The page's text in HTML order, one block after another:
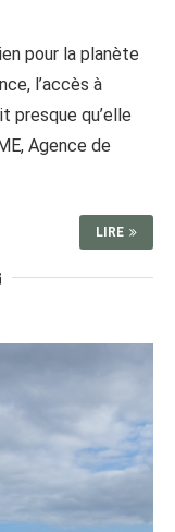
pour la planète
l’accès à
presque qu’elle
Agence de
LIRE